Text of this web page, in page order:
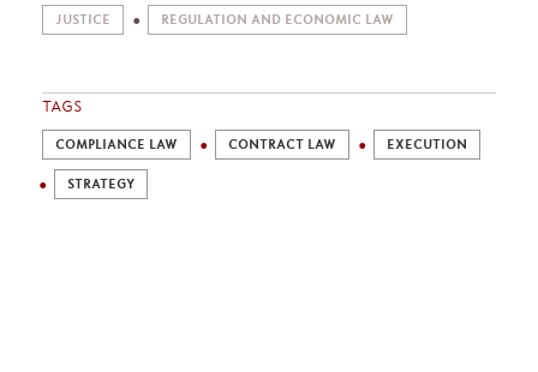
JUSTICE REGULATION AND ECONOMIC LAW
TAGS
COMPLIANCE LAW CONTRACT LAW EXECUTION
STRATEGY